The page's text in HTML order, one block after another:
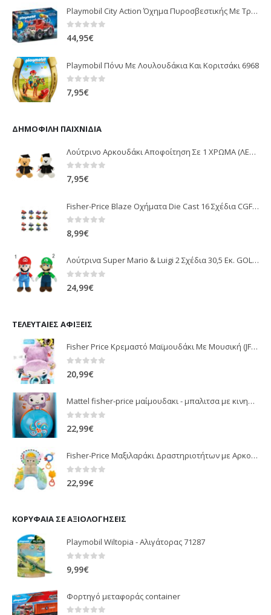
Playmobil City Action Όχημα Πυροσβεστικής Με Τροχαλία Ρυμούλκησης 9466
0 out of 5
44,95€
Playmobil Πόνυ Με Λουλουδάκια Και Κοριτσάκι 6968
0out of 5
7,95€
ΔΗΜΟΦΙΛΉ ΠΑΙΧΝΊΔΙΑ
Λούτρινο Αρκουδάκι Αποφοίτηση Σε 1 ΧΡΩΜΑ (ΛΕΥΚΟ)25Εκ 1850
0out of 5
7,95€
Fisher-Price Blaze Οχήματα Die Cast 16 Σχέδια CGF20
0 out of 5
8,99€
Λούτρινα Super Mario & Luigi 2 Σχέδια 30,5 Εκ. GOL13769
0 out of 5
24,99€
ΤΕΛΕΥΤΑΊΕΣ ΑΦΊΞΕΙΣ
Fisher Price Κρεμαστό Μαϊμουδάκι Με Μουσική (JFF02)
0 out of 5
20,99€
Mattel fisher-price μαίμουδακι - μπαλιτσα με κινηση JLB95
22,99€
Fisher-Price Μαξιλαράκι Δραστηριοτήτων με Αρκουδάκι (JHB44)
22,99€
ΚΟΡΥΦΑΊΑ ΣΕ ΑΞΙΟΛΟΓΉΣΕΙΣ
Playmobil Wiltopia - Αλιγάτορας 71287
9,99€
Φορτηγό μεταφοράς container